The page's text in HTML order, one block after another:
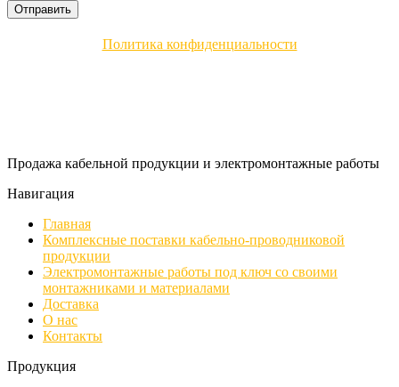
Политика конфиденциальности
Продажа кабельной продукции и электромонтажные работы
Навигация
Главная
Комплексные поставки кабельно-проводниковой
продукции
Электромонтажные работы под ключ со своими
монтажниками и материалами
Доставка
О нас
Контакты
Продукция